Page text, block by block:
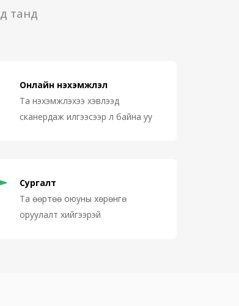
танд
Онлайн нэхэмжлэл
Та нэхэмжлэхээ хэвлээд
сканердаж илгээсээр л байна уу
Сургалт
Та өөртөө оюуны хөрөнгө
оруулалт хийгээрэй